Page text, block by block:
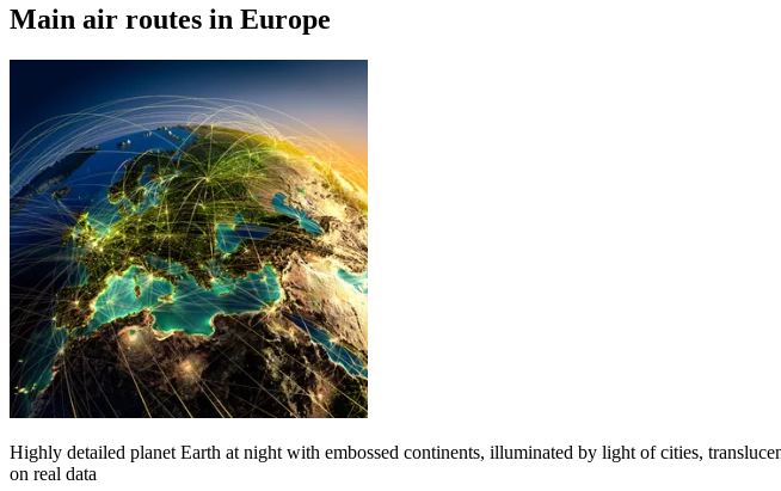
Main air routes in Europe
Highly detailed planet Earth at night with embossed continents, illuminated by light of cities,
on real data